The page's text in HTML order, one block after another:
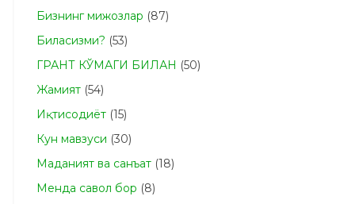
Бизнинг мижозлар (87)
Биласизми? (53)
ГРАНТ КЎМАГИ БИЛАН (50)
Жамият (54)
Иқтисодиёт (15)
Кун мавзуси (30)
Маданият ва санъат (18)
Менда савол бор (8)